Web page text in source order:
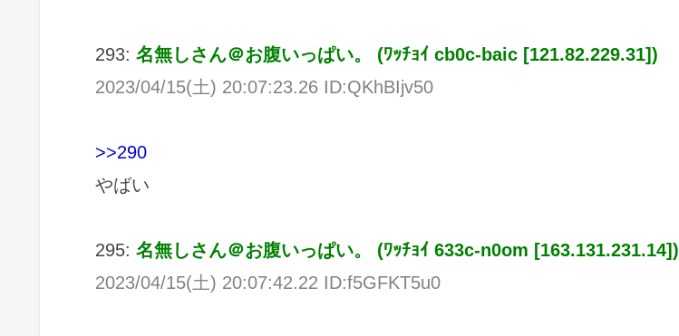
293: 名無しさん＠お腹いっぱい。 (ﾜｯﾁｮｲ cb0c-baic [121.82.229.31])
2023/04/15(土) 20:07:23.26 ID:QKhBIjv50
>>290
やばい
295: 名無しさん＠お腹いっぱい。 (ﾜｯﾁｮｲ 633c-n0om [163.131.231.14])
2023/04/15(土) 20:07:42.22 ID:f5GFKT5u0